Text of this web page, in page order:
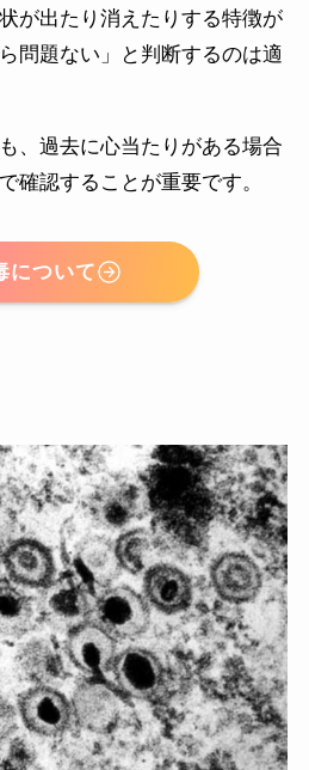
が出たり消えたりする特徴が
問題ない」と判断するのは適
、過去に心当たりがある場合
確認することが重要です。
について